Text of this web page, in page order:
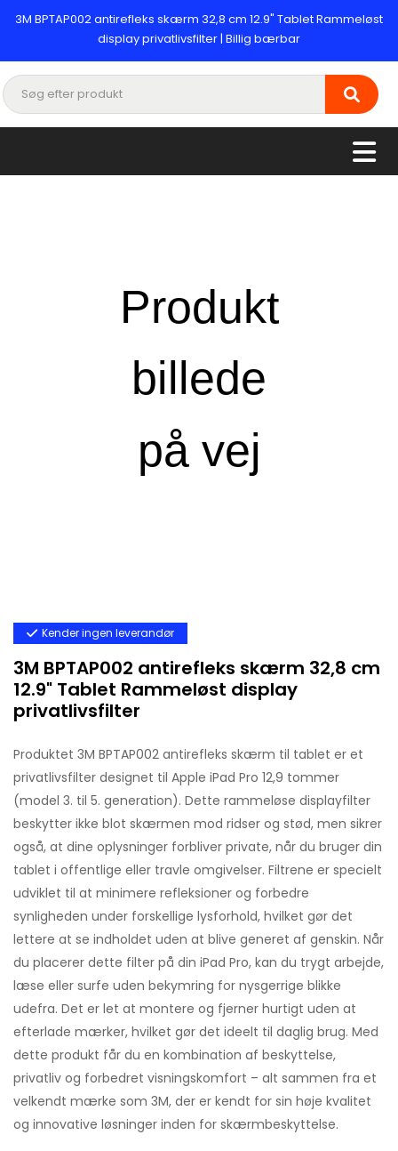
3M BPTAP002 antirefleks skærm 32,8 cm 12.9" Tablet Rammeløst
display privatlivsfilter | Billig bærbar
Kender ingen leverandør
3M BPTAP002 antirefleks skærm 32,8 cm
12.9" Tablet Rammeløst display
privatlivsfilter
Produktet 3M BPTAP002 antirefleks skærm til tablet er et
privatlivsfilter designet til Apple iPad Pro 12,9 tommer
(model 3. til 5. generation). Dette rammeløse displayfilter
beskytter ikke blot skærmen mod ridser og stød, men sikrer
også, at dine oplysninger forbliver private, når du bruger din
tablet i offentlige eller travle omgivelser. Filtrene er specielt
udviklet til at minimere refleksioner og forbedre
synligheden under forskellige lysforhold, hvilket gør det
lettere at se indholdet uden at blive generet af genskin. Når
du placerer dette filter på din iPad Pro, kan du trygt arbejde,
læse eller surfe uden bekymring for nysgerrige blikke
udefra. Det er let at montere og fjerner hurtigt uden at
efterlade mærker, hvilket gør det ideelt til daglig brug. Med
dette produkt får du en kombination af beskyttelse,
privatliv og forbedret visningskomfort – alt sammen fra et
velkendt mærke som 3M, der er kendt for sin høje kvalitet
og innovative løsninger inden for skærmbeskyttelse.